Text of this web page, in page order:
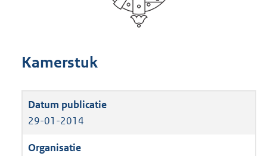
Kamerstuk
29-01-2014